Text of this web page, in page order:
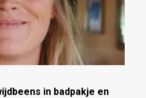
in badpakje en